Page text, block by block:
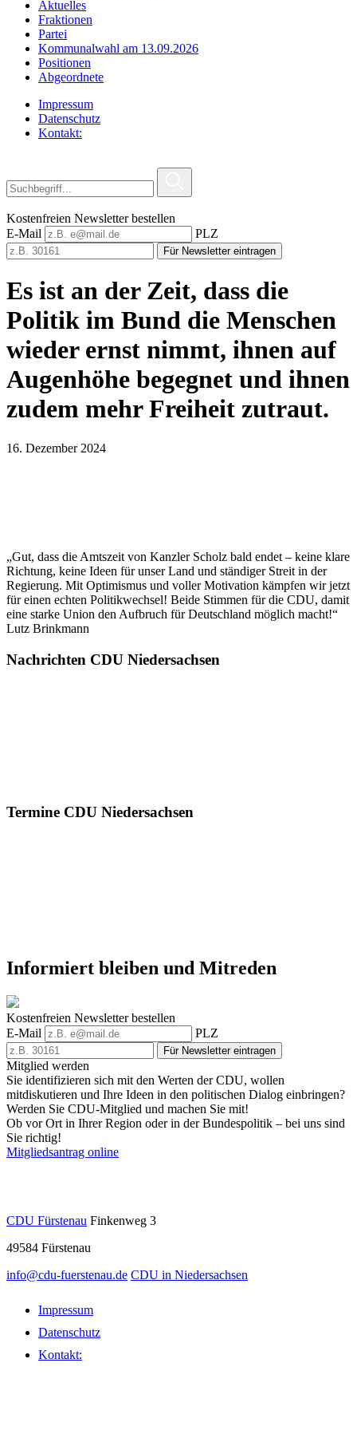
Aktuelles
Fraktionen
Partei
Kommunalwahl am 13.09.2026
Positionen
Abgeordnete
Impressum
Datenschutz
Kontakt:
Kostenfreien Newsletter bestellen
E-Mail
PLZ
Für Newsletter eintragen
Es ist an der Zeit, dass die
Politik im Bund die Menschen
wieder ernst nimmt, ihnen auf
Augenhöhe begegnet und ihnen
zudem mehr Freiheit zutraut.
16. Dezember 2024
„Gut, dass die Amtszeit von Kanzler Scholz bald endet – keine klare
Richtung, keine Ideen für unser Land und ständiger Streit in der
Regierung. Mit Optimismus und voller Motivation kämpfen wir jetzt
für einen echten Politikwechsel! Beide Stimmen für die CDU, damit
eine starke Union den Aufbruch für Deutschland möglich macht!“
Lutz Brinkmann
Nachrichten CDU Niedersachsen
Termine CDU Niedersachsen
Informiert bleiben und Mitreden
Kostenfreien Newsletter bestellen
E-Mail
PLZ
Für Newsletter eintragen
Mitglied werden
Sie identifizieren sich mit den Werten der CDU, wollen
mitdiskutieren und Ihre Ideen in den politischen Dialog einbringen?
Werden Sie CDU-Mitglied und machen Sie mit!
Ob vor Ort in Ihrer Region oder in der Bundespolitik – bei uns sind
Sie richtig!
Mitgliedsantrag online
CDU Fürstenau Finkenweg 3
49584 Fürstenau
info@cdu-fuerstenau.de CDU in Niedersachsen
Impressum
Datenschutz
Kontakt: